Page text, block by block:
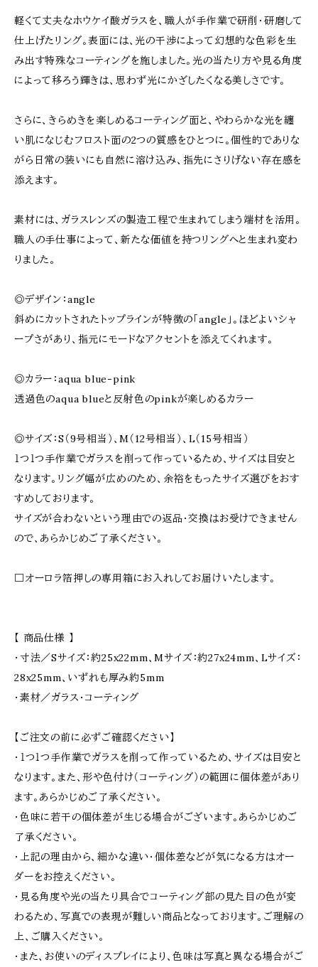
軽くて丈夫なホウケイ酸ガラスを、職人が手作業で研削・研磨して
仕上げたリング。表面には、光の干渉によって幻想的な色彩を生
み出す特殊なコーティングを施しました。光の当たり方や見る角度
によって移ろう輝きは、思わず光にかざしたくなる美しさです。
さらに、きらめきを楽しめるコーティング面と、やわらかな光を纏
い肌になじむフロスト面の2つの質感をひとつに。個性的でありな
がら日常の装いにも自然に溶け込み、指先にさりげない存在感を
添えます。
素材には、ガラスレンズの製造工程で生まれてしまう端材を活用。
職人の手仕事によって、新たな価値を持つリングへと生まれ変わ
りました。
◎デザイン：angle
斜めにカットされたトップラインが特徴の「angle」。ほどよいシャ
ープさがあり、指元にモードなアクセントを添えてくれます。
◎カラー：aqua blue-pink
透過色のaqua blueと反射色のpinkが楽しめるカラー
◎サイズ：S（9号相当）、M（12号相当）、L（15号相当）
１つ１つ手作業でガラスを削って作っているため、サイズは目安と
なります。リング幅が広めのため、余裕をもったサイズ選びをおす
すめしております。
サイズが合わないという理由での返品・交換はお受けできません
ので、あらかじめご了承ください。
□オーロラ箔押しの専用箱にお入れしてお届けいたします。
【 商品仕様 】
・寸法／Sサイズ：約25x22mm、Mサイズ：約27x24mm、Lサイズ：
28x25mm、いずれも厚み約5mm
・素材／ガラス・コーティング
【ご注文の前に必ずご確認ください】
・１つ１つ手作業でガラスを削って作っているため、サイズは目安と
なります。また、形や色付け（コーティング）の範囲に個体差があり
ます。あらかじめご了承ください。
・色味に若干の個体差が生じる場合がございます。あらかじめご
了承ください。
・上記の理由から、細かな違い・個体差などが気になる方はオー
ダーをお控えください。
・見る角度や光の当たり具合でコーティング部の見た目の色が変
わるため、写真での表現が難しい商品となっております。ご理解の
上、ご購入ください。
・また、お使いのディスプレイにより、色味は写真と異なる場合がご